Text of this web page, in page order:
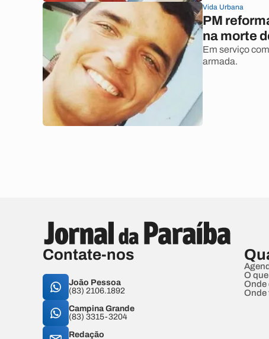
Vida Urbana
PM
na morte
Em serviço
armada.
Contate-nos
João Pessoa
(83) 2106.1892
Campina Grande
(83) 3315-3204
Redação
O
Onde
Onde